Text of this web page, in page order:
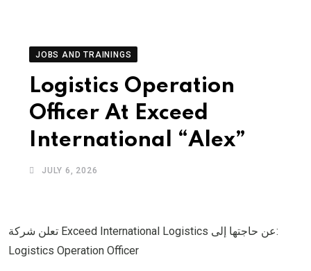
JOBS AND TRAININGS
Logistics Operation
Officer At Exceed
International “Alex”
JULY 6, 2026
تعلن شركة Exceed International Logistics عن حاجتها إلى:
Logistics Operation Officer